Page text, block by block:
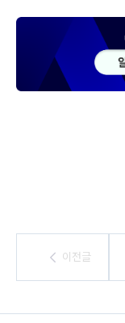
이전글
이전글